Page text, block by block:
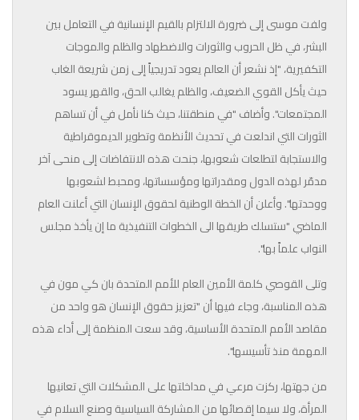
ولفت موسى إلى ضرورة الالتزام بالقيم الإنسانية في التعامل بين
البشر، في ظل الحروب والثورات والاضطهاد والظلم والموجات
التكفيرية، "إذ نشعر أن العالم يعود تدريجياً إلى زمن شريعة الغاب
حيث يأكل القوي الضعيف، والظلم يغالب الحق، والقهر يسود
المجتمعات". وأضاف "في منطقتنا، حيث كنا نأمل في أن تساهم
الثورات التي اندلعت في تحديث الأنظمة وتطوير الديموقراطية
والاستجابة لتطلعات شعوبها، جنحت هذه الانتفاضات إلى منحى آخر
مدمّر لهذه الدول ومقدراتها ومؤسساتها، ومحبط لشعوبها
ووحدتها". وأعلن أن الخطة الوطنية لحقوق الإنسان التي أعلنت العام
الماضي "ستسلك طريقها الى الخطوات التنفيذية ما إن يأخذ مجلس
النواب علماً بها".
وتلى القوصي كلمة الأمين العام للأمم المتحدة بان كي مون في
هذه المناسبة، وجاء فيها أن "تعزيز حقوق الإنسان هو واحد من
مقاصد الأمم المتحدة الأساسية، وقد سعت المنظمة إلى أداء هذه
المهمة منذ تأسيسها".
من جهتها، ركزت مرعي في مداخلتها على المشكلات التي تعانيها
المرأة، ولا سيما إقصائها من المشاركة السياسية وصنع السلام في